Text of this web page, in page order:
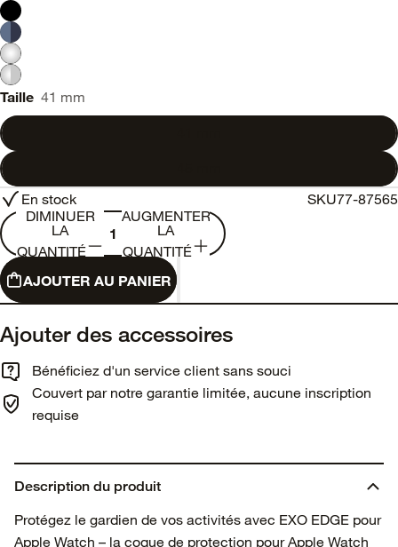
Taille 41 mm
En stock
SKU77-87565
DIMINUER
LA
QUANTITÉ
AUGMENTER
LA
QUANTITÉ
AJOUTER AU PANIER
Ajouter des accessoires
Bénéficiez d'un service client sans souci
Couvert par notre garantie limitée, aucune inscription
requise
Description du produit
Protégez le gardien de vos activités avec EXO EDGE pour
Apple Watch – la coque de protection pour Apple Watch